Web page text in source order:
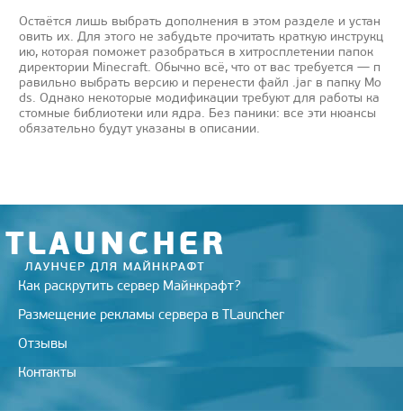
Остаётся лишь выбрать дополнения в этом разделе и устан
овить их. Для этого не забудьте прочитать краткую инструкц
ию, которая поможет разобраться в хитросплетении папок
директории Minecraft. Обычно всё, что от вас требуется — п
равильно выбрать версию и перенести файл .jar в папку Mo
ds. Однако некоторые модификации требуют для работы ка
стомные библиотеки или ядра. Без паники: все эти нюансы
обязательно будут указаны в описании.
Как раскрутить сервер Майнкрафт?
Размещение рекламы сервера в TLauncher
Отзывы
Контакты